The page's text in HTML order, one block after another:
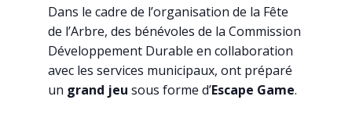
Dans le cadre de l’organisation de la Fête
de l’Arbre, des bénévoles de la Commission
Développement Durable en collaboration
avec les services municipaux, ont préparé
un grand jeu sous forme d’Escape Game.